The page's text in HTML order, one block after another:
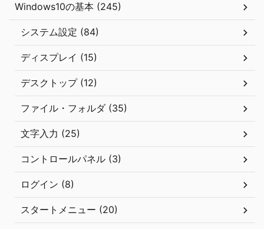
Windows10の基本 (245)
システム設定 (84)
ディスプレイ (15)
デスクトップ (12)
ファイル・フォルダ (35)
文字入力 (25)
コントロールパネル (3)
ログイン (8)
スタートメニュー (20)